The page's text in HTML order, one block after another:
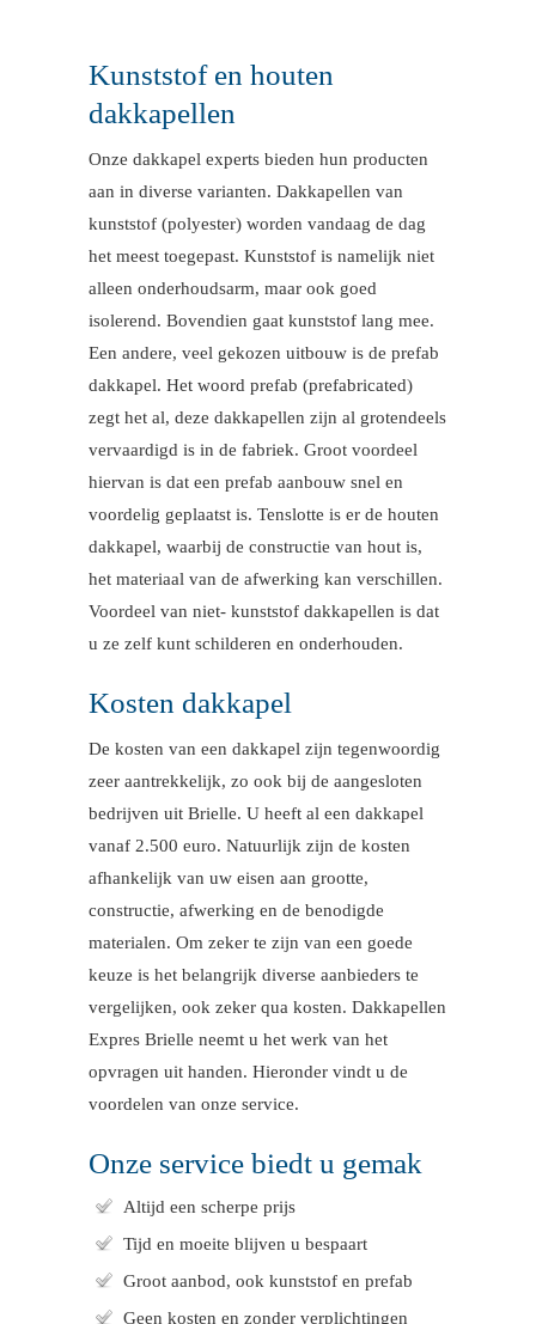
Kunststof en houten
dakkapellen
Onze dakkapel experts bieden hun producten
aan in diverse varianten. Dakkapellen van
kunststof (polyester) worden vandaag de dag
het meest toegepast. Kunststof is namelijk niet
alleen onderhoudsarm, maar ook goed
isolerend. Bovendien gaat kunststof lang mee.
Een andere, veel gekozen uitbouw is de prefab
dakkapel. Het woord prefab (prefabricated)
zegt het al, deze dakkapellen zijn al grotendeels
vervaardigd is in de fabriek. Groot voordeel
hiervan is dat een prefab aanbouw snel en
voordelig geplaatst is. Tenslotte is er de houten
dakkapel, waarbij de constructie van hout is,
het materiaal van de afwerking kan verschillen.
Voordeel van niet- kunststof dakkapellen is dat
u ze zelf kunt schilderen en onderhouden.
Kosten dakkapel
De kosten van een dakkapel zijn tegenwoordig
zeer aantrekkelijk, zo ook bij de aangesloten
bedrijven uit Brielle. U heeft al een dakkapel
vanaf 2.500 euro. Natuurlijk zijn de kosten
afhankelijk van uw eisen aan grootte,
constructie, afwerking en de benodigde
materialen. Om zeker te zijn van een goede
keuze is het belangrijk diverse aanbieders te
vergelijken, ook zeker qua kosten. Dakkapellen
Expres Brielle neemt u het werk van het
opvragen uit handen. Hieronder vindt u de
voordelen van onze service.
Onze service biedt u gemak
Altijd een scherpe prijs
Tijd en moeite blijven u bespaart
Groot aanbod, ook kunststof en prefab
Geen kosten en zonder verplichtingen